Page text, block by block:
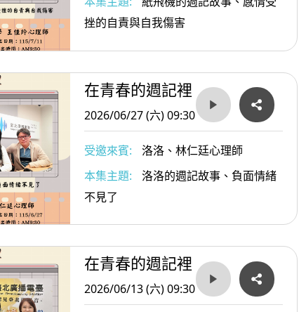
挫的自責與自我傷害
在青春的週記裡
2026/06/27 (六) 09:30
受邀來賓:
洛洛、林仁廷心理師
本集主題:
洛洛的週記故事、負面情緒
不見了
在青春的週記裡
2026/06/13 (六) 09:30